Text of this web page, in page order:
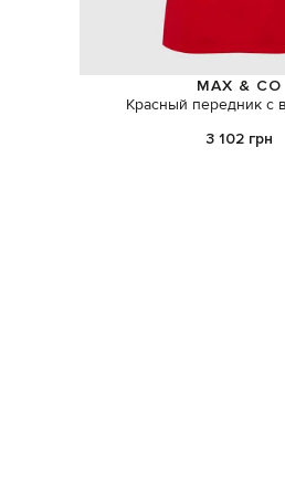
MAX & CO
Красный передник с
3 102 грн